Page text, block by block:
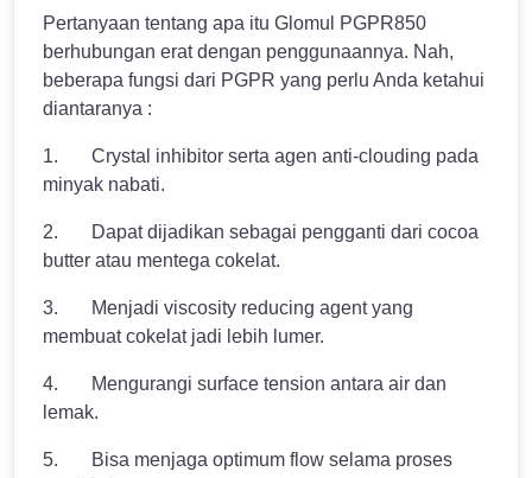
Pertanyaan tentang apa itu Glomul PGPR850
berhubungan erat dengan penggunaannya. Nah,
beberapa fungsi dari PGPR yang perlu Anda ketahui
diantaranya :
1. Crystal inhibitor serta agen anti-clouding pada
minyak nabati.
2. Dapat dijadikan sebagai pengganti dari cocoa
butter atau mentega cokelat.
3. Menjadi viscosity reducing agent yang
membuat cokelat jadi lebih lumer.
4. Mengurangi surface tension antara air dan
lemak.
5. Bisa menjaga optimum flow selama proses